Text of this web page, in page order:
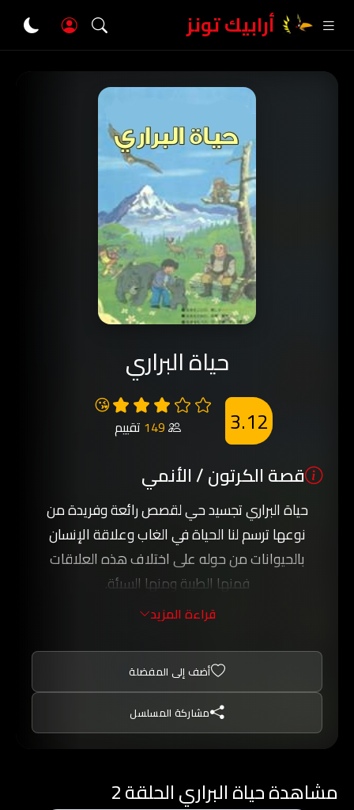
أرابيك تونز
حياة البراري
😘
149 تقييم 3.12
قصة الكرتون / الأنمي
حياة البراري تجسيد حي لقصص رائعة وفريدة من
نوعها ترسم لنا الحياة في الغاب وعلاقة الإنسان
بالحيوانات من حوله على اختلاف هذه العلاقات
فمنها الطيبة ومنها السيئة.
نشأت الصداقة بين الإنسان والحيوان في احدى
البقاء بجانب صديقه الإنسان إلا أن الظروف المؤلمة
حالت دون ذلك فمات الكلب قبل اللقاء.
كل حلقة تختلف عن الأخرى بل تعد أجمل من ذي قبل
لأنها تعلمنا أشياء كثيرة فلا تحزنوا أصدقائي فليست
كل القصص محزنة فهناك السعيدة منها فكونوا
معنا.
قراءة المزيد
أضف إلى المفضلة
مشاركة المسلسل
مشاهدة حياة البراري الحلقة 2